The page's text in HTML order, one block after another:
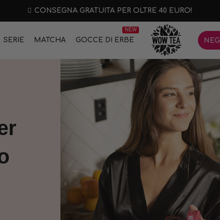
CONSEGNA GRATUITA PER OLTRE 40 EURO!
SERIE MATCHA
NEW
GOCCE DI ERBE